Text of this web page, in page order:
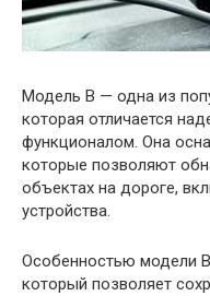
Модель B — одна из
которая отличается
функционалом. Она
которые позволяют
объектах на дороге,
устройства.
Особенностью модели
который позволяет